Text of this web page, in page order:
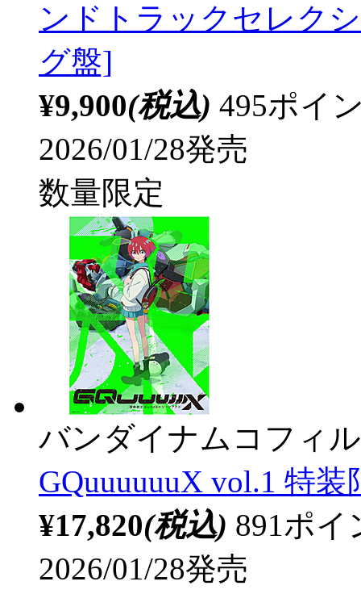
ンドトラックセレク
グ盤]
¥9,900(税込) 495ポイ
2026/01/28発売
数量限定
バンダイナムコフィ
GQuuuuuuX vol.1 特
¥17,820(税込) 891ポ
2026/01/28発売